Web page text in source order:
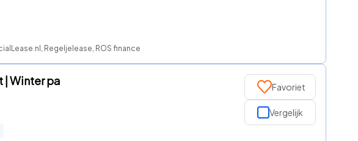
Regeljelease, ROS finance
| Winter pa Favoriet
Vergelijk